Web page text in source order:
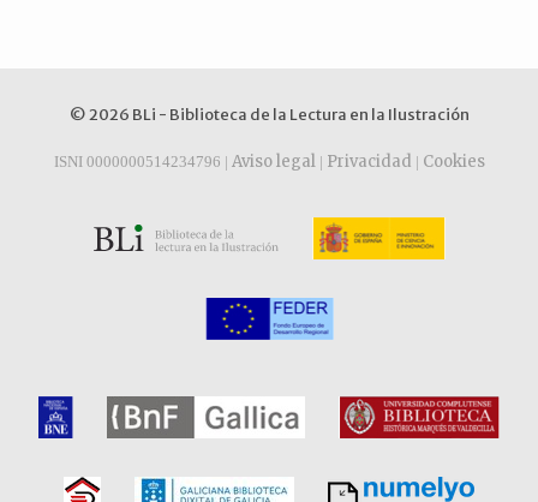
© 2026 BLi - Biblioteca de la Lectura en la Ilustración
ISNI 0000000514234796 | Aviso legal | Privacidad | Cookies